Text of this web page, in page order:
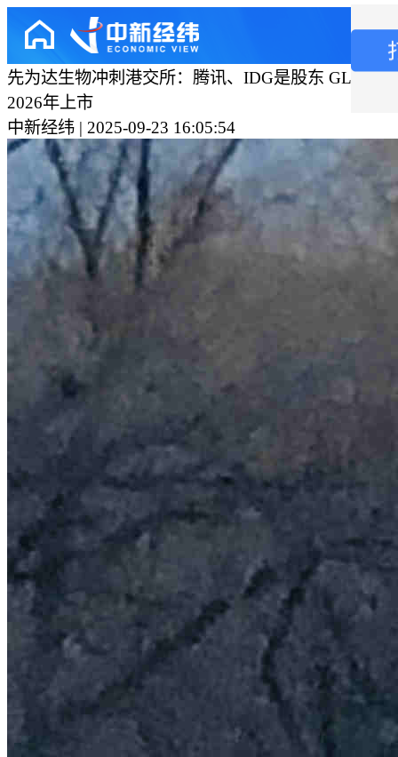
先为达生物冲刺港交所：腾讯、IDG是股东 GLP-1产
2026年上市
中新经纬 | 2025-09-23 16:05:54